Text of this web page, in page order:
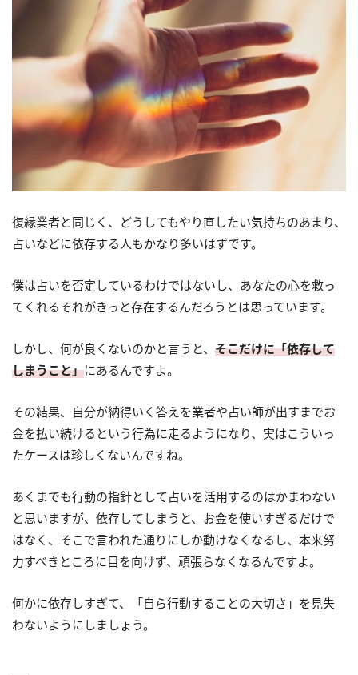
復縁業者と同じく、どうしてもやり直したい気持ちのあまり、
占いなどに依存する人もかなり多いはずです。
僕は占いを否定しているわけではないし、あなたの心を救っ
てくれるそれがきっと存在するんだろうとは思っています。
しかし、何が良くないのかと言うと、 そこだけに「依存して
しまうこと」にあるんですよ。
その結果、自分が納得いく答えを業者や占い師が出すまでお
金を払い続けるという行為に走るようになり、実はこういっ
たケースは珍しくないんですね。
あくまでも行動の指針として占いを活用するのはかまわない
と思いますが、依存してしまうと、お金を使いすぎるだけで
はなく、そこで言われた通りにしか動けなくなるし、本来努
力すべきところに目を向けず、頑張らなくなるんですよ。
何かに依存しすぎて、「自ら行動することの大切さ」を見失
わないようにしましょう。